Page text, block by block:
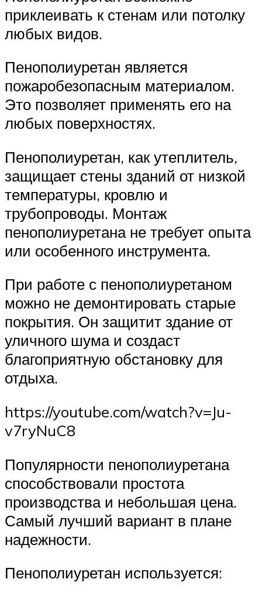
приклеивать к стенам или потолку
любых видов.
Пенополиуретан является
пожаробезопасным материалом.
Это позволяет применять его на
любых поверхностях.
Пенополиуретан, как утеплитель,
защищает стены зданий от низкой
температуры, кровлю и
трубопроводы. Монтаж
пенополиуретана не требует опыта
или особенного инструмента.
При работе с пенополиуретаном
можно не демонтировать старые
покрытия. Он защитит здание от
уличного шума и создаст
благоприятную обстановку для
отдыха.
https://youtube.com/watch?v=Ju-
v7ryNuC8
Популярности пенополиуретана
способствовали простота
производства и небольшая цена.
Самый лучший вариант в плане
надежности.
Пенополиуретан используется: